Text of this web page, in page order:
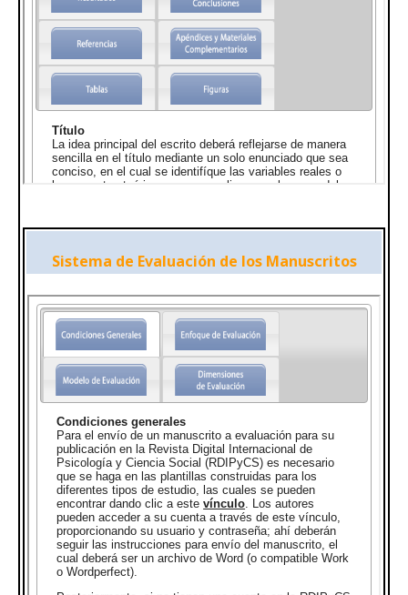
Sistema de Evaluación de los Manuscritos